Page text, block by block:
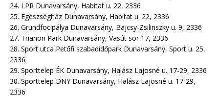
24. LPR Dunavarsány, Habitat u. 22, 2336
25. Egészségház Dunavarsány, Habitat u. 22, 2336
26. Grundfocipálya Dunavarsány, Bajcsy-Zsilinszky u. 9, 2336
27. Trianon Park Dunavarsány, Vasút sor 17, 2336
28. Sport utca Petőfi szabadidőpark Dunavarsány, Sport u. 25,
2336
29. Sporttelep ÉK Dunavarsány, Halász Lajosné u. 17-29, 2336
30. Sporttelep DNY Dunavarsány, Halász Lajosné u. 17-29,
2336